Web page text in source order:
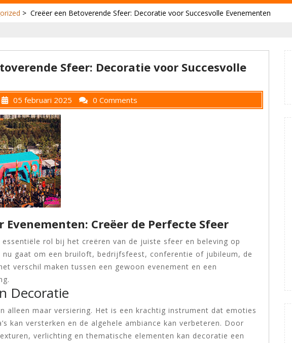
> Creëer een Betoverende Sfeer: Decoratie voor Succesvolle Evenementen
Sfeer: Decoratie voor Succesvolle
05 februari 2025 0 Comments
Evenementen: Creëer de Perfecte Sfeer
rol bij het creëren van de juiste sfeer en beleving op
nu gaat om een bruiloft, bedrijfsfeest, conferentie of jubileum, de
verschil maken tussen een gewoon evenement en een
Decoratie
alleen maar versiering. Het is een krachtig instrument dat emoties
kan versterken en de algehele ambiance kan verbeteren. Door
verlichting en thematische elementen kan decoratie een